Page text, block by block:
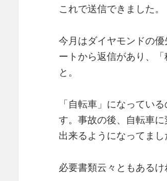
これで送信できました。
今月はダイヤモンドの
ートから返信があり、
と。
「自転車」になってい
す。事故の後、自転車
出来るようになってまし
必要書類云々ともある